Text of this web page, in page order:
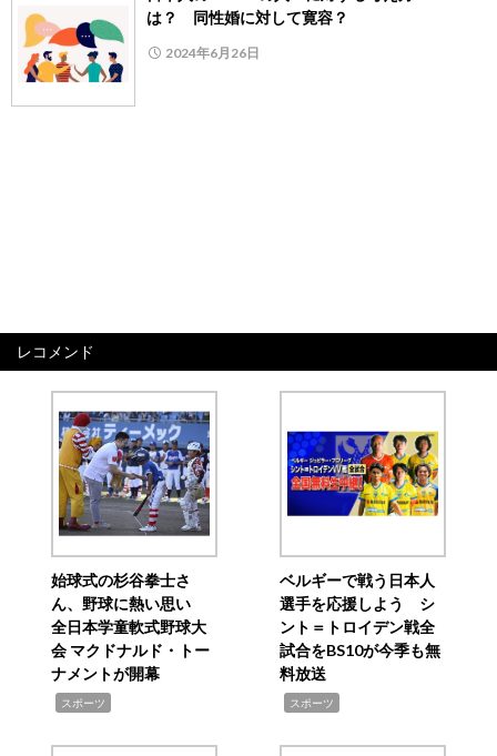
は？ 同性婚に対して寛容？
2024年6月26日
レコメンド
始球式の杉谷拳士さ
ん、野球に熱い思い
全日本学童軟式野球大
会 マクドナルド・トー
ナメントが開幕
スポーツ
ベルギーで戦う日本人
選手を応援しよう シ
ント＝トロイデン戦全
試合をBS10が今季も無
料放送
スポーツ